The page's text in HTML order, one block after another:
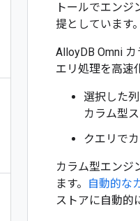
トールでエン
提としています。
AlloyDB Omni
エリ処理を高速
選択した
カラム型ス
クエリで
カラム型エンジ
ます。
自動的な
ストアに自動的